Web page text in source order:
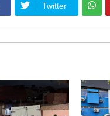
Twitter